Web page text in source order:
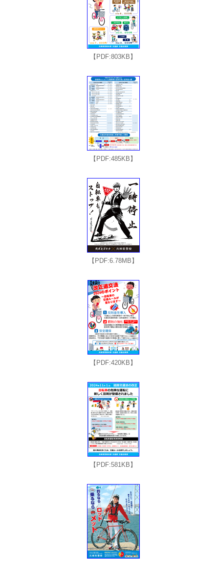
【PDF:803KB】
【PDF:485KB】
【PDF:6.78MB】
【PDF:420KB】
【PDF:581KB】